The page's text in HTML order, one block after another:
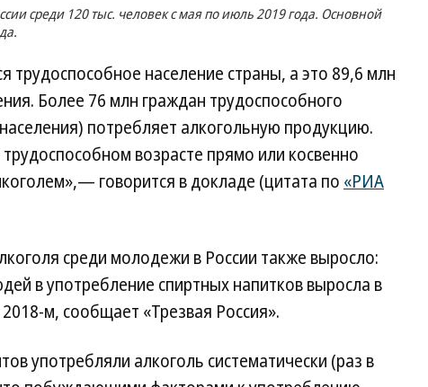
среди 120 тыс. человек с мая по июль 2019 года. Основной
население страны, а это 89,6 млн
Более 76 млн граждан трудоспособного
потребляет алкогольную продукцию.
возрасте прямо или косвенно
говорится в докладе (цитата по «РИА
среди молодежи в России также выросло:
в употребление спиртных напитков выросла в
м, сообщает «Трезвая Россия».
употребляли алкоголь систематически (раз в